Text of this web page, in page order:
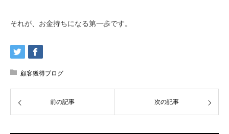
それが、お金持ちになる第一歩です。
顧客獲得ブログ
前の記事 次の記事